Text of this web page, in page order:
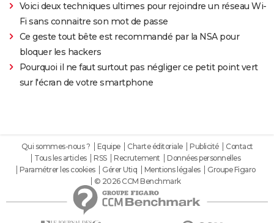
Voici deux techniques ultimes pour rejoindre un réseau Wi-
Fi sans connaitre son mot de passe
Ce geste tout bête est recommandé par la NSA pour
bloquer les hackers
Pourquoi il ne faut surtout pas négliger ce petit point vert
sur l'écran de votre smartphone
Qui sommes-nous ? Equipe Charte éditoriale Publicité
Contact
Tous les articles
RSS Recrutement
Données personnelles
Paramétrer les cookies
Gérer Utiq Mentions légales
Groupe Figaro
© 2026 CCM Benchmark